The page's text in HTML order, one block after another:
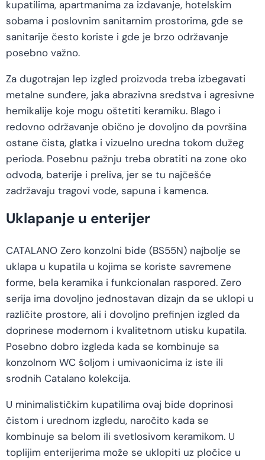
kupatilima, apartmanima za izdavanje, hotelskim
sobama i poslovnim sanitarnim prostorima, gde se
sanitarije često koriste i gde je brzo održavanje
posebno važno.
Za dugotrajan lep izgled proizvoda treba izbegavati
metalne sunđere, jaka abrazivna sredstva i agresivne
hemikalije koje mogu oštetiti keramiku. Blago i
redovno održavanje obično je dovoljno da površina
ostane čista, glatka i vizuelno uredna tokom dužeg
perioda. Posebnu pažnju treba obratiti na zone oko
odvoda, baterije i preliva, jer se tu najčešće
zadržavaju tragovi vode, sapuna i kamenca.
Uklapanje u enterijer
CATALANO Zero konzolni bide (BS55N) najbolje se
uklapa u kupatila u kojima se koriste savremene
forme, bela keramika i funkcionalan raspored. Zero
serija ima dovoljno jednostavan dizajn da se uklopi u
različite prostore, ali i dovoljno prefinjen izgled da
doprinese modernom i kvalitetnom utisku kupatila.
Posebno dobro izgleda kada se kombinuje sa
konzolnom WC šoljom i umivaonicima iz iste ili
srodnih Catalano kolekcija.
U minimalističkim kupatilima ovaj bide doprinosi
čistom i urednom izgledu, naročito kada se
kombinuje sa belom ili svetlosivom keramikom. U
toplijim enterijerima može se uklopiti uz pločice u